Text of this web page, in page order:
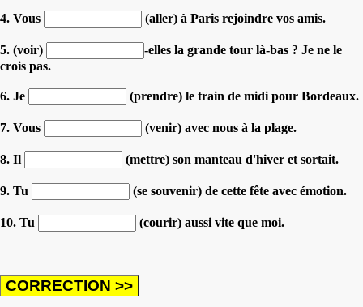
4. Vous (aller) à Paris rejoindre vos amis.
5. (voir)
-elles la grande tour là-bas ? Je ne le
crois pas.
6. Je (prendre) le train de midi pour Bordeaux.
7. Vous (venir) avec nous à la plage.
8. Il (mettre) son manteau d'hiver et sortait.
9. Tu (se souvenir) de cette fête avec émotion.
10. Tu (courir) aussi vite que moi.